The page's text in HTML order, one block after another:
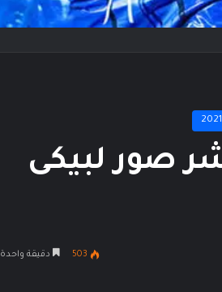
صور لبيكى
503 دقيقة واحدة